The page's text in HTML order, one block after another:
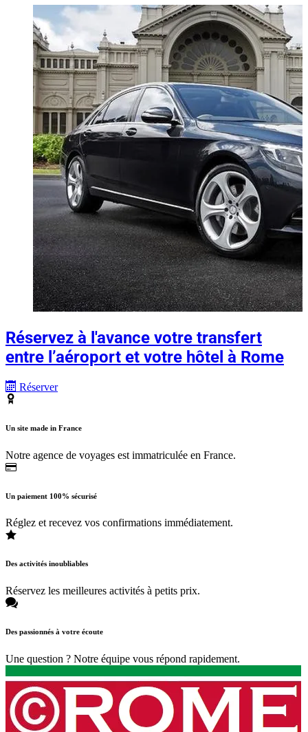
Réservez à l'avance votre transfert
entre l’aéroport et votre hôtel à Rome
Réserver
Un site made in France
Notre agence de voyages est immatriculée en France.
Un paiement 100% sécurisé
Réglez et recevez vos confirmations immédiatement.
Des activités inoubliables
Réservez les meilleures activités à petits prix.
Des passionnés à votre écoute
Une question ? Notre équipe vous répond rapidement.